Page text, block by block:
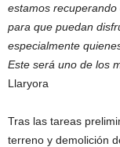
estamos
para que puedan
especialmente
Este será uno de los
Llaryora
Tras las tareas
terreno y demolición